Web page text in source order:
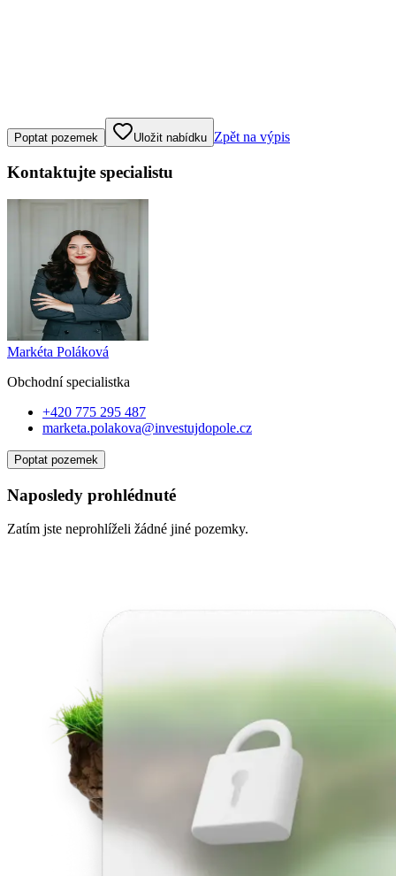
Klepněte nebo klikněte pro ovládání mapy
Poptat pozemek Uložit nabídku Zpět na výpis
Kontaktujte specialistu
Markéta Poláková
Obchodní specialistka
+420 775 295 487
marketa.polakova@investujdopole.cz
Poptat pozemek
Naposledy prohlédnuté
Zatím jste neprohlíželi žádné jiné pozemky.